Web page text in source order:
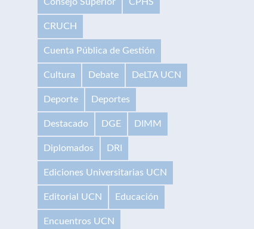
CRUCH
Cuenta Pública de Gestión
Cultura Debate DeLTA UCN
Deporte Deportes
Destacado DGE DIMM
Diplomados DRI
Ediciones Universitarias UCN
Editorial UCN Educación
Encuentros UCN